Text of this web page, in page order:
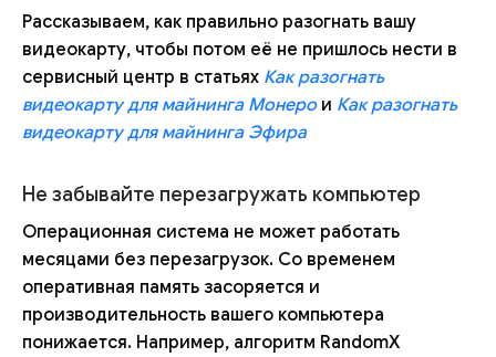
Рассказываем, как правильно разогнать вашу
видеокарту, чтобы потом её не пришлось нести в
сервисный центр в статьях Как разогнать
видеокарту для майнинга Монерои Как разогнать
видеокарту для майнинга Эфира
Не забывайте перезагружать компьютер
Операционная система не может работать
месяцами без перезагрузок. Со временем
оперативная память засоряется и
производительность вашего компьютера
понижается. Например, алгоритм RandomX